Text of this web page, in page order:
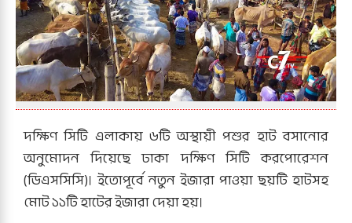
দক্ষিণ সিটি এলাকায় ৬টি অস্থায়ী পশুর হাট বসানোর
অনুমোদন দিয়েছে ঢাকা দক্ষিণ সিটি করপোরেশন
(ডিএসসিসি)। ইতোপূর্বে নতুন ইজারা পাওয়া ছয়টি হাটসহ
মোট ১১টি হাটের ইজারা দেয়া হয়।